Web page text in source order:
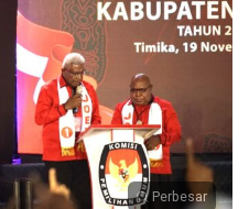
Perbesar